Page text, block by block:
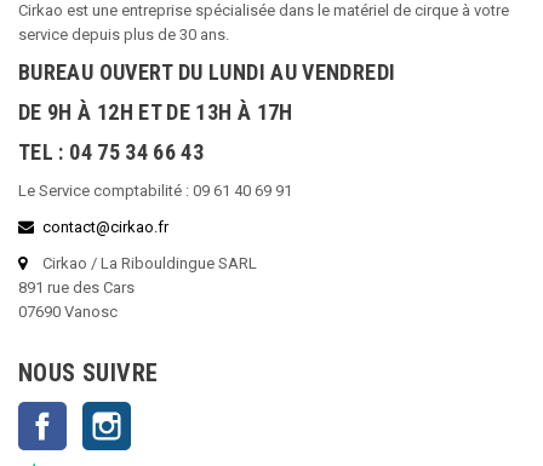
Cirkao est une entreprise spécialisée dans le matériel de cirque à votre
service depuis plus de 30 ans.
BUREAU OUVERT DU LUNDI AU VENDREDI
DE 9H À 12H ET DE 13H À 17H
TEL : 04 75 34 66 43
Le Service comptabilité : 09 61 40 69 91
contact@cirkao.fr
Cirkao / La Ribouldingue SARL
891 rue des Cars
07690 Vanosc
NOUS SUIVRE
Facebook